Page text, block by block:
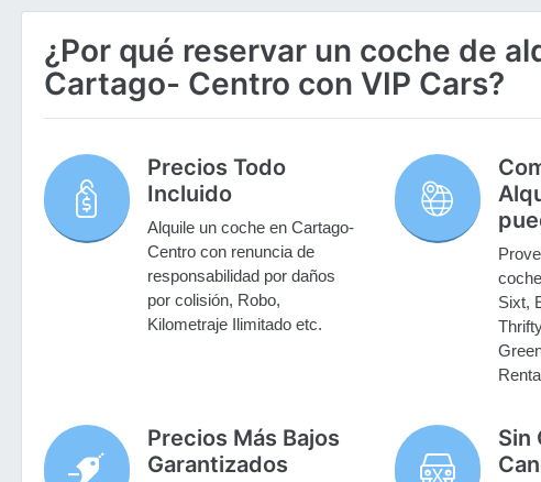
¿Por qué reservar un coche de
Cartago- Centro con VIP Cars?
Precios Todo
Incluido
Alquile un coche en Cartago-
Centro con renuncia de
responsabilidad por daños
por colisión, Robo,
Kilometraje Ilimitado etc.
Sixt,
Precios Más Bajos
Garantizados
Sin